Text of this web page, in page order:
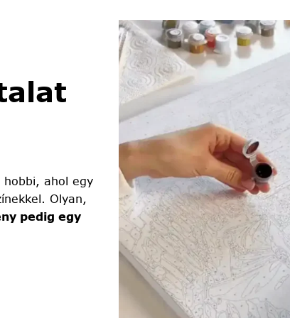
hobbi, ahol egy
Olyan,
pedig egy